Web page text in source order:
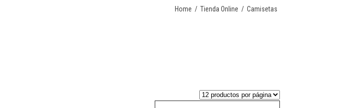
Home / Tienda Online / Camisetas